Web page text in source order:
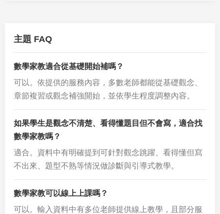
主題 FAQ
數學家教適合從基礎開始補嗎？
可以。依提供的服務內容，多數老師都能從基礎觀念、
章節複習或觀念補強開始，並依學生程度調整內容。
如果學生是觀念不清楚、看得懂題目但不會寫，適合找
數學家教嗎？
適合。資料中有明確提到可針對觀念跳躍、看得懂但寫
不出來、題型不熟等情況做診斷與引導式教學。
數學家教可以線上上課嗎？
可以。輸入資料中有多位老師提供線上教學，且部分服